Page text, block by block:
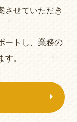
させていただき
ートし、業務の
。